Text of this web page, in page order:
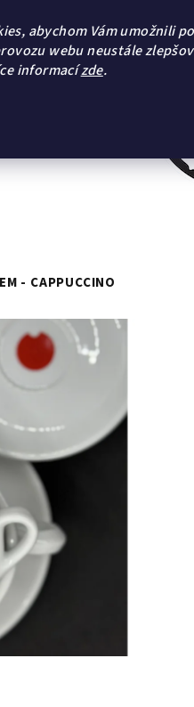
abychom Vám umožnili
webu neustále
informacízde.
- CAPPUCCINO